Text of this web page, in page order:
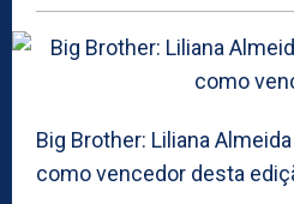
Big Brother: Liliana
como vencedor desta